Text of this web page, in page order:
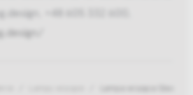
+48 605 332 600,
Lampa wisząca Glass